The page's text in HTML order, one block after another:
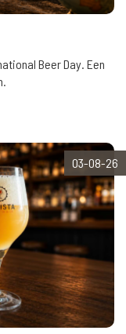
Beer Day. Een
03-08-26